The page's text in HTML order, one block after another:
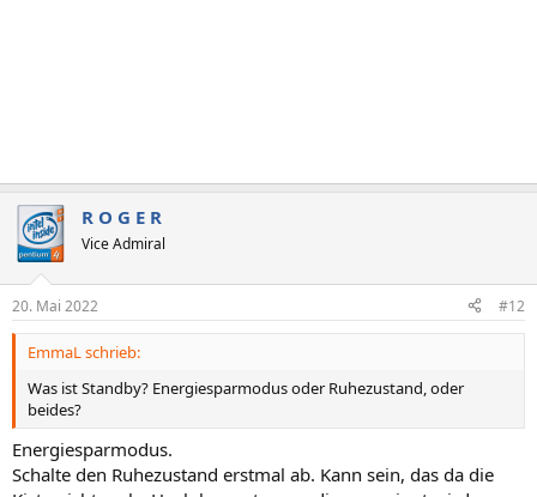
R O G E R
Vice Admiral
20. Mai 2022 #12
EmmaL schrieb:
Was ist Standby? Energiesparmodus oder Ruhezustand, oder
beides?
Energiesparmodus.
Schalte den Ruhezustand erstmal ab. Kann sein, das da die